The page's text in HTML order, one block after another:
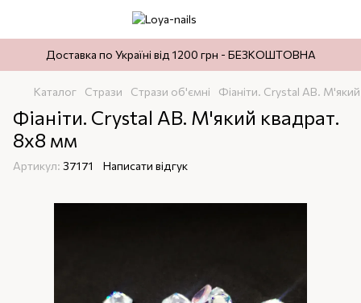
Доставка по Україні від 1200 грн - БЕЗКОШТОВНА
Каталог Стрази Стрази об'ємні Фіаніти. Crystal AB.
Фіаніти. Crystal AB. М'який квадрат.
8х8 мм
Артикул: 37171 Написати відгук